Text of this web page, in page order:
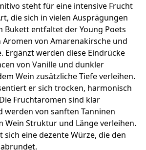
steht für eine intensive Frucht
die sich in vielen Ausprägungen
Bukett entfaltet der Young Poets
von Amarenakirsche und
Ergänzt werden diese Eindrücke
von Vanille und dunkler
Wein zusätzliche Tiefe verleihen.
er sich trocken, harmonisch
Fruchtaromen sind klar
werden von sanften Tanninen
Wein Struktur und Länge verleihen.
sich eine dezente Würze, die den